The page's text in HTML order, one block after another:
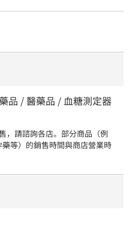
品 / 醫藥品 / 血糖測定器
，請諮詢各店。部分商品（例
等）的銷售時間與商店營業時